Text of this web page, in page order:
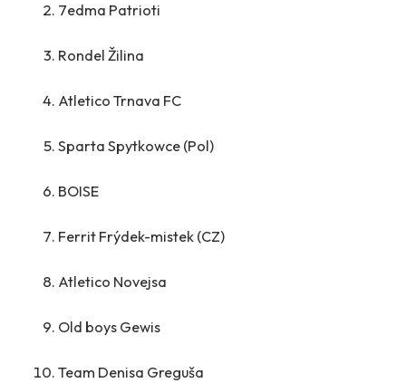
7edma Patrioti
Rondel Žilina
Atletico Trnava FC
Sparta Spytkowce (Pol)
BOISE
Ferrit Frýdek-mistek (CZ)
Atletico Novejsa
Old boys Gewis
Team Denisa Greguša